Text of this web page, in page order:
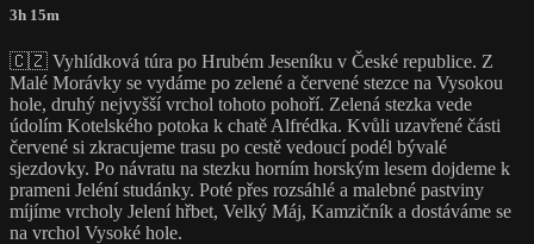
3h 15m
🇨🇿 Vyhlídková túra po Hrubém Jeseníku v České republice. Z
Malé Morávky se vydáme po zelené a červené stezce na Vysokou
hole, druhý nejvyšší vrchol tohoto pohoří. Zelená stezka vede
údolím Kotelského potoka k chatě Alfrédka. Kvůli uzavřené části
červené si zkracujeme trasu po cestě vedoucí podél bývalé
sjezdovky. Po návratu na stezku horním horským lesem dojdeme k
prameni Jeléní studánky. Poté přes rozsáhlé a malebné pastviny
míjíme vrcholy Jelení hřbet, Velký Máj, Kamzičník a dostáváme se
na vrchol Vysoké hole.